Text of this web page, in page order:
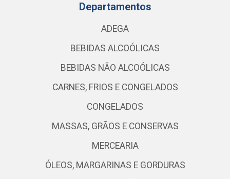
Departamentos
ADEGA
BEBIDAS ALCOÓLICAS
BEBIDAS NÃO ALCOÓLICAS
CARNES, FRIOS E CONGELADOS
CONGELADOS
MASSAS, GRÃOS E CONSERVAS
MERCEARIA
ÓLEOS, MARGARINAS E GORDURAS